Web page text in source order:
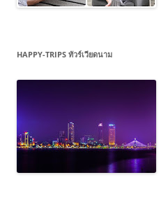
HAPPY-TRIPS ทัวร์เวียดนาม